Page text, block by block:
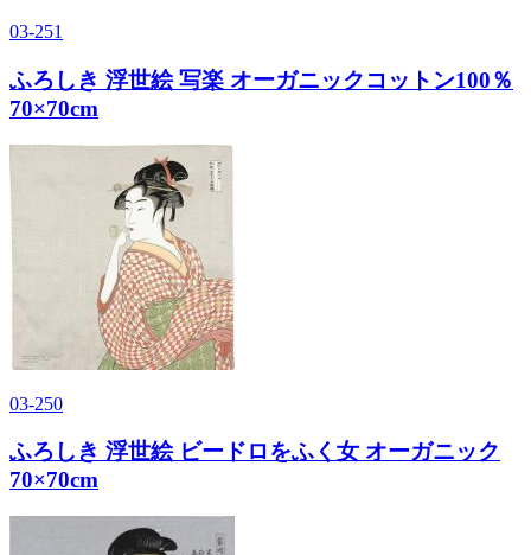
03-251
ふろしき 浮世絵 写楽 オーガニックコットン100％
70×70cm
03-250
ふろしき 浮世絵 ビードロをふく女 オーガニック
70×70cm